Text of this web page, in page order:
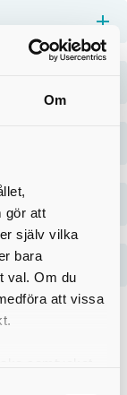
Om
gör att
själv vilka
bara
val. Om du
att vissa